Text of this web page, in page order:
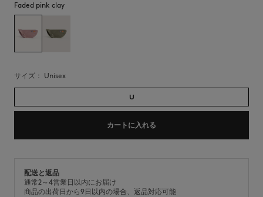
Faded pink clay
サイズ： unisex
U
カートに入れる
配送と返品
通常2～4営業日以内にお届け
商品の出荷日から9日以内の場合、返品対応可能